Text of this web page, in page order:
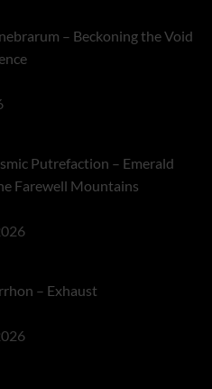
– Beckoning the Void
Putrefaction – Emerald
Farewell Mountains
– Exhaust